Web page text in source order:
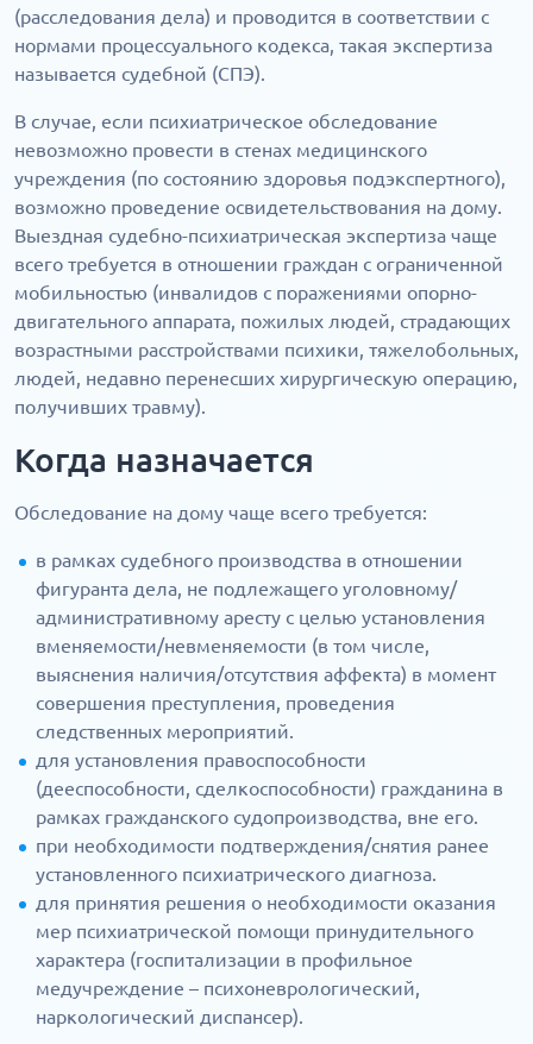
(расследования дела) и проводится в соответствии с
нормами процессуального кодекса, такая экспертиза
называется судебной (СПЭ).
В случае, если психиатрическое обследование
невозможно провести в стенах медицинского
учреждения (по состоянию здоровья подэкспертного),
возможно проведение освидетельствования на дому.
Выездная судебно-психиатрическая экспертиза чаще
всего требуется в отношении граждан с ограниченной
мобильностью (инвалидов с поражениями опорно-
двигательного аппарата, пожилых людей, страдающих
возрастными расстройствами психики, тяжелобольных,
людей, недавно перенесших хирургическую операцию,
получивших травму).
Когда назначается
Обследование на дому чаще всего требуется:
в рамках судебного производства в отношении
фигуранта дела, не подлежащего уголовному/
административному аресту с целью установления
вменяемости/невменяемости (в том числе,
выяснения наличия/отсутствия аффекта) в момент
совершения преступления, проведения
следственных мероприятий.
для установления правоспособности
(дееспособности, сделкоспособности) гражданина в
рамках гражданского судопроизводства, вне его.
при необходимости подтверждения/снятия ранее
установленного психиатрического диагноза.
для принятия решения о необходимости оказания
мер психиатрической помощи принудительного
характера (госпитализации в профильное
медучреждение – психоневрологический,
наркологический диспансер).